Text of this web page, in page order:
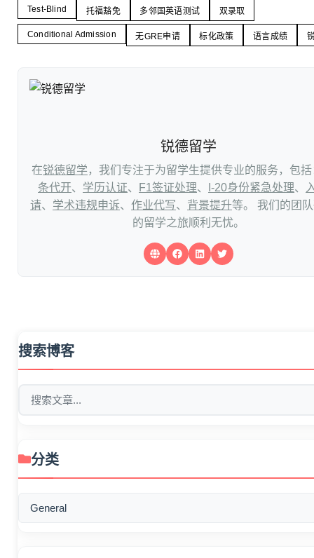
Test-Blind 托福豁免 多邻国英语测试 双录取
Conditional Admission 无GRE申请 标化政策 语言成绩
锐德留学
在锐德留学 ，我们专注于为留学生提供专业的服务，包括
条代开、 学历认证、 F1签证处理、 I-20身份紧急处理、
请、 学术违规申诉、 作业代写、 背景提升等。 我们的团
的留学之旅顺利无忧。
搜索博客
分类
General